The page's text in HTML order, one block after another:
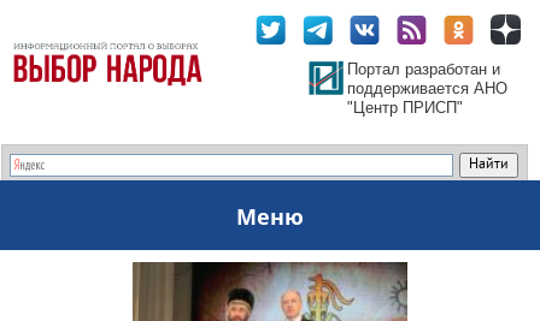
Портал разработан и
поддерживается АНО
"Центр ПРИСП"
Меню